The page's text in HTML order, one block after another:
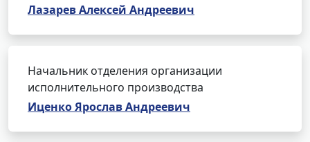
Лазарев Алексей Андреевич
Начальник отделения организации
исполнительного производства
Иценко Ярослав Андреевич